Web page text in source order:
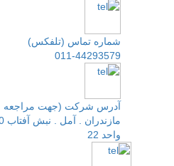
شماره تماس (تلفکس)
011-44293579
آدرس شرکت (جهت مراجعه
واحد 22